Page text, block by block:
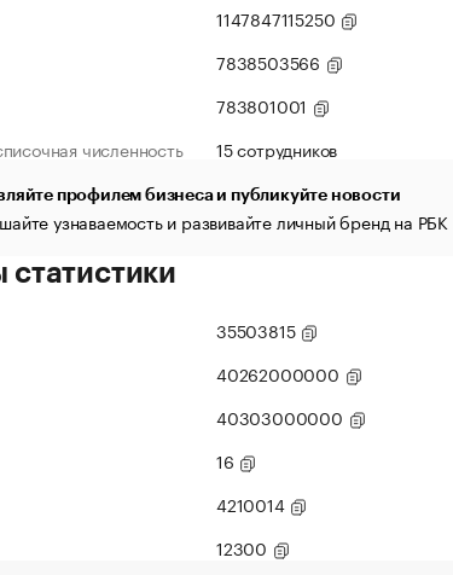
1147847115250
7838503566
783801001
численность
15 сотрудников
профилем бизнеса и публикуйте новости
узнаваемость и развивайте личный бренд на РБК
статистики
35503815
40262000000
40303000000
16
4210014
12300